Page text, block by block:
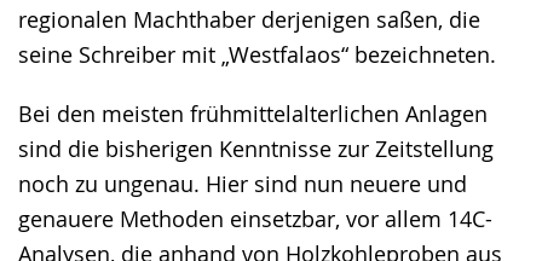
regionalen Machthaber derjenigen saßen, die
seine Schreiber mit „Westfalaos“ bezeichneten.
Bei den meisten frühmittelalterlichen Anlagen
sind die bisherigen Kenntnisse zur Zeitstellung
noch zu ungenau. Hier sind nun neuere und
genauere Methoden einsetzbar, vor allem 14C-
Analysen, die anhand von Holzkohleproben aus